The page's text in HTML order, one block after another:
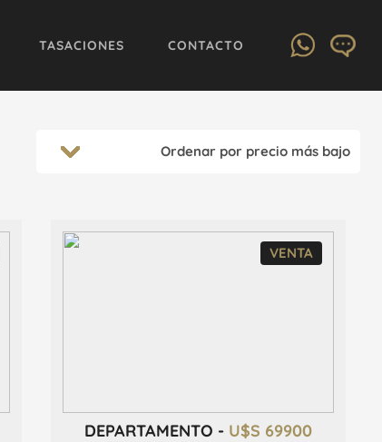
TASACIONES CONTACTO
VENTA
DEPARTAMENTO - U$S 69900